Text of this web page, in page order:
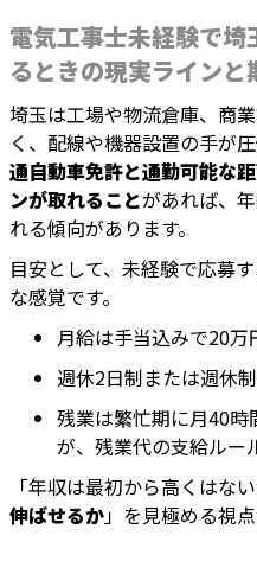
電気工事士未経験で
るときの現実ラインと
埼玉は工場や物流倉庫、商
く、配線や機器設置の手が
通自動車免許と通勤可能な
ンが取れることがあれば、
れる傾向があります。
目安として、未経験で応募
な感覚です。
月給は手当込みで20
週休2日制または週休
残業は繁忙期に月40時
が、残業代の支給ルー
「年収は最初から高くはない
伸ばせるか」を見極める視点